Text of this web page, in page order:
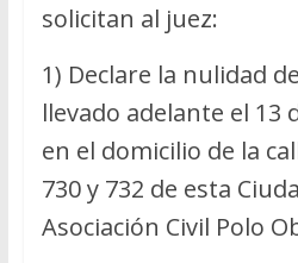
solicitan al juez:
1) Declare la nulidad
llevado adelante el 13
en el domicilio de la
730 y 732 de esta
Asociación Civil Polo